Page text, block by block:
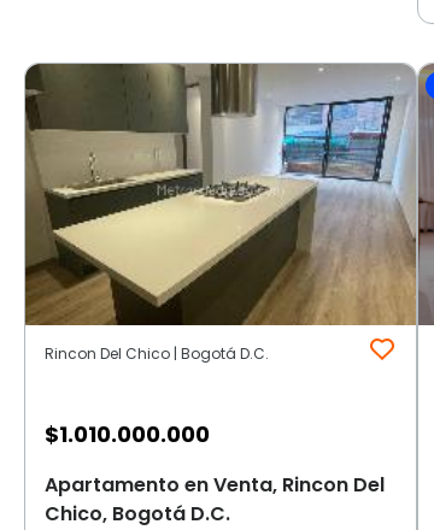
Rincon Del Chico | Bogotá D.C.
$1.010.000.000
Apartamento en Venta, Rincon Del
Chico, Bogotá D.C.